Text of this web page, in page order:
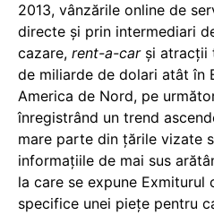
2013, vânzările online de
directe și prin intermediari
cazare, rent-a-carși atracții
de miliarde de dolari atât în
America de Nord, pe
înregistrând un trend
mare parte din țările vizate
informațiile de mai sus
la care se expune Exmiturul
specifice unei piețe pentru